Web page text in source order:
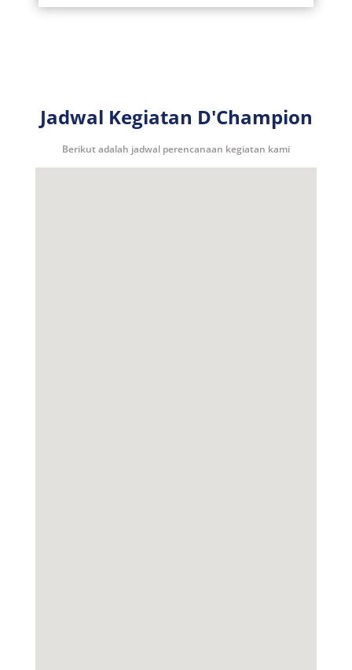
Jadwal Kegiatan D'Champion
Berikut adalah jadwal perencanaan kegiatan kami